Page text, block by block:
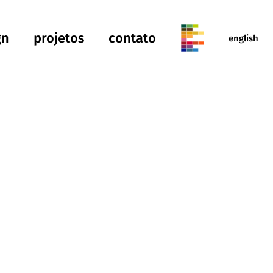
projetos contato english